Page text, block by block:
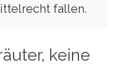
fallen.
keine